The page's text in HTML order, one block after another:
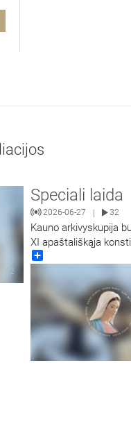
Speciali laida
2026-06-27 | 32
Kauno arkivyskupija
XI apaštališkąja
proga laidoje